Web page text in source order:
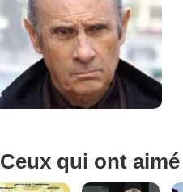
Ceux qui ont